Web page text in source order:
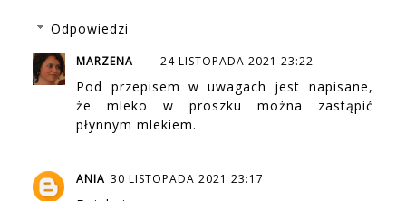
Odpowiedzi
MARZENA 24 LISTOPADA 2021 23:22
Pod przepisem w uwagach jest napisane,
że mleko w proszku można zastąpić
płynnym mlekiem.
ANIA 30 LISTOPADA 2021 23:17